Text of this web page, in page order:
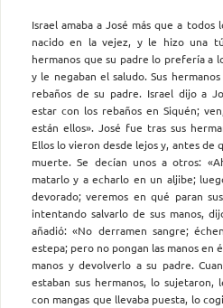
Israel amaba a José más que a
nacido en la vejez, y le hizo una
hermanos que su padre lo prefería a
y le negaban el saludo. Sus
rebaños de su padre. Israel dijo a
estar con los rebaños en Siquén;
están ellos». José fue tras sus
Ellos lo vieron desde lejos y, antes de
muerte. Se decían unos a otros:
matarlo y a echarlo en un aljibe;
devorado; veremos en qué paran
intentando salvarlo de sus manos,
añadió: «No derramen sangre;
estepa; pero no pongan las manos en
manos y devolverlo a su padre.
estaban sus hermanos, lo
con mangas que llevaba puesta, lo